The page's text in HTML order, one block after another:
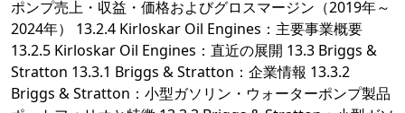
ポンプ売上・収益・価格およびグロスマージン（2019年～
2024年） 13.2.4 Kirloskar Oil Engines：主要事業概要
13.2.5 Kirloskar Oil Engines：直近の展開 13.3 Briggs &
Stratton 13.3.1 Briggs & Stratton：企業情報 13.3.2
Briggs & Stratton：小型ガソリン・ウォーターポンプ製品